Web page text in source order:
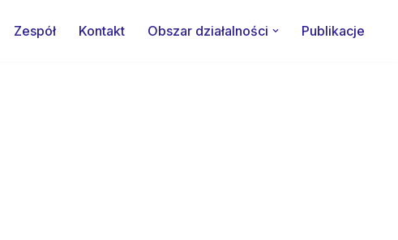
Zespół Kontakt Obszar działalności Publikacje